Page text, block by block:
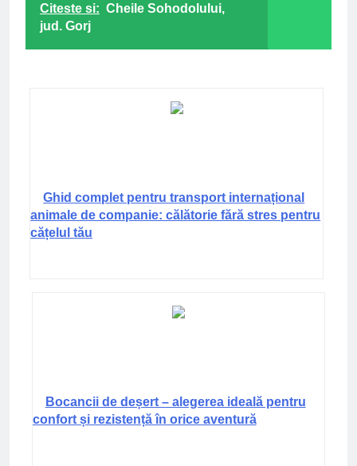
Citeste si: Cheile Sohodolului,
jud. Gorj
Ghid complet pentru transport internațional
animale de companie: călătorie fără stres pentru
cățelul tău
Bocancii de deșert – alegerea ideală pentru
confort și rezistență în orice aventură